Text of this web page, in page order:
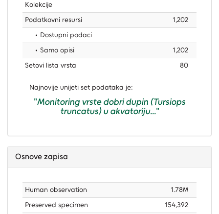
Kolekcije
Podatkovni resursi
1,202
• Dostupni podaci
• Samo opisi
1,202
Setovi lista vrsta
80
Najnovije unijeti set podataka je:
"Monitoring vrste dobri dupin (Tursiops
truncatus) u akvatoriju..."
Osnove zapisa
Human observation
1.78M
Preserved specimen
154,392